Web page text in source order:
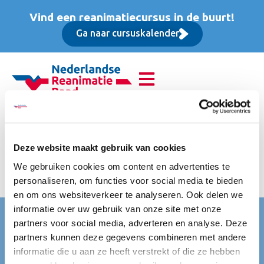
Deze website maakt gebruik van cookies
We gebruiken cookies om content en advertenties te
personaliseren, om functies voor social media te bieden
en om ons websiteverkeer te analyseren. Ook delen we
informatie over uw gebruik van onze site met onze
partners voor social media, adverteren en analyse. Deze
partners kunnen deze gegevens combineren met andere
informatie die u aan ze heeft verstrekt of die ze hebben
Vind een reanimatiecursus in de buurt!
Ga naar cursuskalender
Reanimatie van
volwassenen (BLS),
Opfriscursus
Nederlandse Reanimatie Raad (NRR)
Mercatorlaan 1200
3528 BL Utrecht